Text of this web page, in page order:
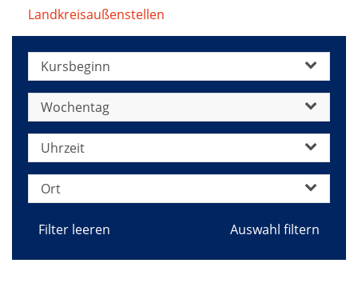
Landkreisaußenstellen
Kursbeginn
Wochentag
Uhrzeit
Ort
Filter leeren